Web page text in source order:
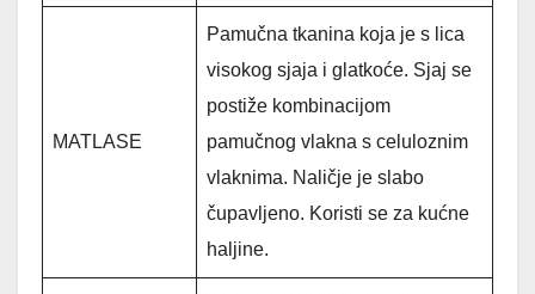
MATLASE
Pamučna tkanina koja je s lica
visokog sjaja i glatkoće. Sjaj se
postiže kombinacijom
pamučnog vlakna s celuloznim
vlaknima. Naličje je slabo
čupavljeno. Koristi se za kućne
haljine.